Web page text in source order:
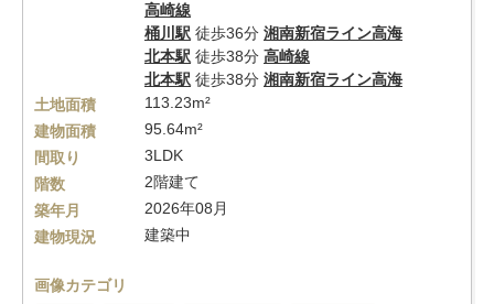
高崎線
桶川駅 徒歩36分 湘南新宿ライン高海
北本駅 徒歩38分 高崎線
北本駅 徒歩38分 湘南新宿ライン高海
土地面積
113.23m²
建物面積
95.64m²
間取り
3LDK
階数
2階建て
築年月
2026年08月
建物現況
建築中
画像カテゴリ